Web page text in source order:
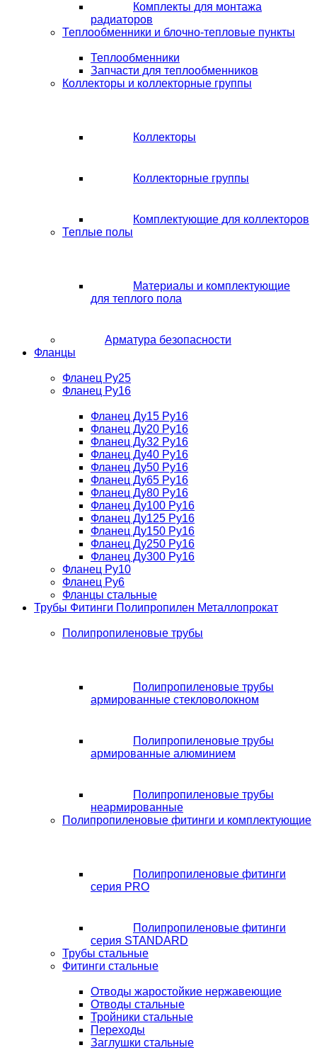
Комплекты для монтажа
радиаторов
Теплообменники и блочно-тепловые пункты
Теплообменники
Запчасти для теплообменников
Коллекторы и коллекторные группы
Коллекторы
Коллекторные группы
Комплектующие для коллекторов
Теплые полы
Материалы и комплектующие
для теплого пола
Арматура безопасности
Фланцы
Фланец Ру25
Фланец Ру16
Фланец Ду15 Ру16
Фланец Ду20 Ру16
Фланец Ду32 Ру16
Фланец Ду40 Ру16
Фланец Ду50 Ру16
Фланец Ду65 Ру16
Фланец Ду80 Ру16
Фланец Ду100 Ру16
Фланец Ду125 Ру16
Фланец Ду150 Ру16
Фланец Ду250 Ру16
Фланец Ду300 Ру16
Фланец Ру10
Фланец Ру6
Фланцы стальные
Трубы Фитинги Полипропилен Металлопрокат
Полипропиленовые трубы
Полипропиленовые трубы
армированные стекловолокном
Полипропиленовые трубы
армированные алюминием
Полипропиленовые трубы
неармированные
Полипропиленовые фитинги и комплектующие
Полипропиленовые фитинги
серия PRO
Полипропиленовые фитинги
серия STANDARD
Трубы стальные
Фитинги стальные
Отводы жаростойкие нержавеющие
Отводы стальные
Тройники стальные
Переходы
Заглушки стальные